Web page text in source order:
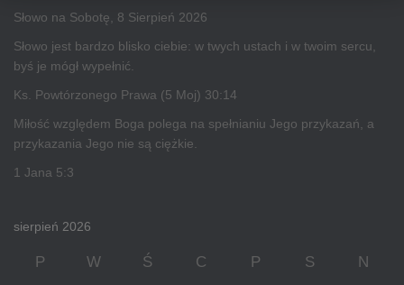
Słowo na Sobotę, 8 Sierpień 2026
Słowo jest bardzo blisko ciebie: w twych ustach i w twoim sercu,
byś je mógł wypełnić.
Ks. Powtórzonego Prawa (5 Moj) 30:14
Miłość względem Boga polega na spełnianiu Jego przykazań, a
przykazania Jego nie są ciężkie.
1 Jana 5:3
sierpień 2026
P W Ś C P S N